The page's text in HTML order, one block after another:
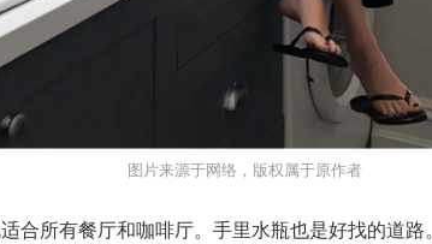
图片来源于网络，版权属于原作者
合所有餐厅和咖啡厅。手里水瓶也是好找的道路。